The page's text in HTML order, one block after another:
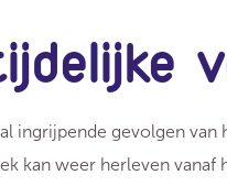
ingrijpende gevolgen
kan weer herleven